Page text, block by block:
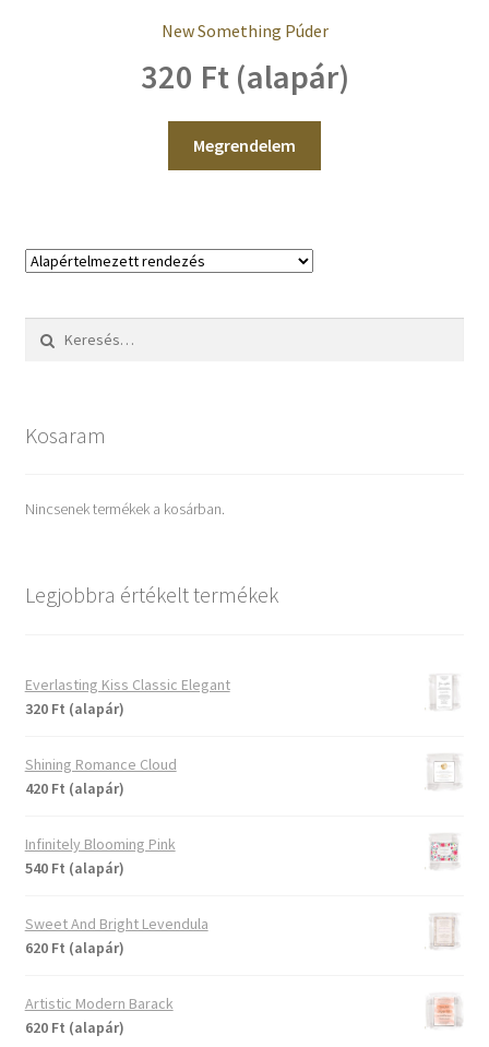
New Something Púder
320 Ft (alapár)
Megrendelem
Keresés:
Kosaram
Nincsenek termékek a kosárban.
Legjobbra értékelt termékek
Everlasting Kiss Classic Elegant
320 Ft (alapár)
Shining Romance Cloud
420 Ft (alapár)
Infinitely Blooming Pink
540 Ft (alapár)
Sweet And Bright Levendula
620 Ft (alapár)
Artistic Modern Barack
620 Ft (alapár)